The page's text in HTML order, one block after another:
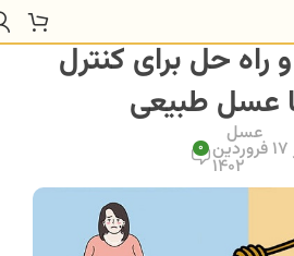
راه حل برای کنترل
عسل طبیعی
عسل
در 17 فروردین
1402
0